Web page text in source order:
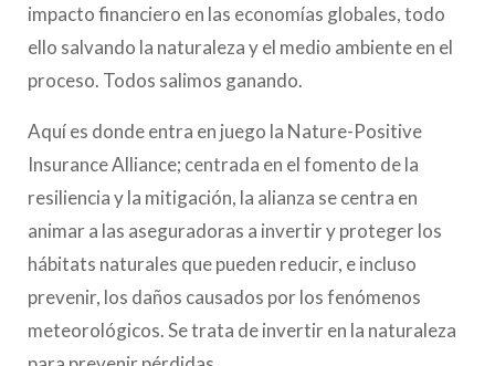
impacto financiero en las economías globales, todo
ello salvando la naturaleza y el medio ambiente en el
proceso. Todos salimos ganando.
Aquí es donde entra en juego la Nature-Positive
Insurance Alliance; centrada en el fomento de la
resiliencia y la mitigación, la alianza se centra en
animar a las aseguradoras a invertir y proteger los
hábitats naturales que pueden reducir, e incluso
prevenir, los daños causados por los fenómenos
meteorológicos. Se trata de invertir en la naturaleza